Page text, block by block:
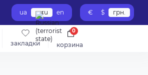
ua ru en € $ грн.
закладки корзина
0